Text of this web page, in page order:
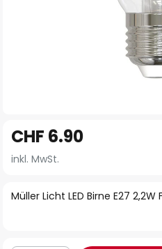
Anfang
der
springen
Müller Licht LED Birne E27
CHF 6.90
inkl. MwSt.